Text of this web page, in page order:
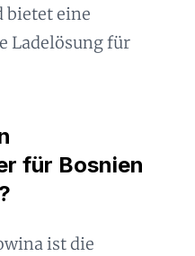
bietet eine
Ladelösung für
für Bosnien
ist die